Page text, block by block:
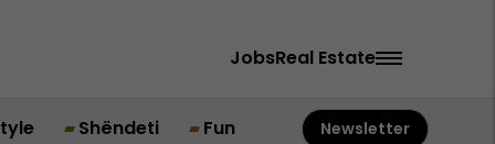
JobsReal Estate
Shëndeti Fun Newsletter